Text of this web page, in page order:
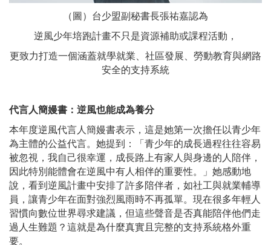
（圖）台少盟副秘書長張祐嘉認為
逆風少年培跑計畫不只是資源補助或課程活動，
更致力打造一個涵蓋就學就業、社區發展、勞動教育與網路
安全的支持系統
代言人簡嫚書：逆風也能成為養分
本年度逆風代言人簡嫚書表示，這是她第一次擔任以青少年
為主體的公益代言。她提到：「青少年的成長過程往往容易
被忽視，我自己很幸運，成長路上有家人與身邊的人陪伴，
因此特別能體會在逆風中有人相伴的重要性。」她感動地
說，看到逆風計畫中安排了許多陪伴者，如社工與就業輔導
員，讓青少年在面對強烈風雨時不再孤單。現在很多年輕人
習慣向數位世界尋求建議，但這些聲音是否真能陪伴他們走
過人生難題？這就是為什麼真實且完整的支持系統格外重
要。